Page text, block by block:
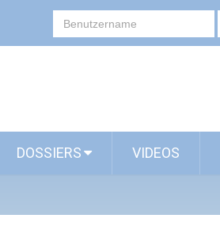
DOSSIERS VIDEOS